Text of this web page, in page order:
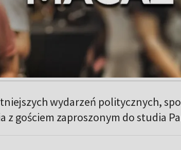
wydarzeń politycznych,
z gościem zaproszonym do studia